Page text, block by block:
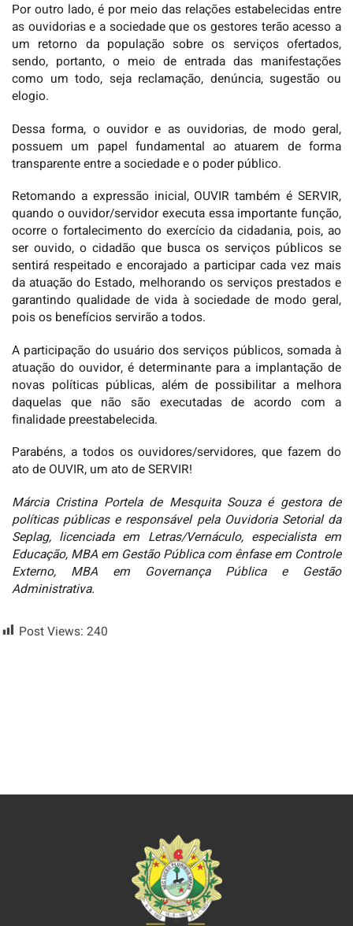
Por outro lado, é por meio das relações estabelecidas entre
as ouvidorias e a sociedade que os gestores terão acesso a
um retorno da população sobre os serviços ofertados,
sendo, portanto, o meio de entrada das manifestações
como um todo, seja reclamação, denúncia, sugestão ou
elogio.
Dessa forma, o ouvidor e as ouvidorias, de modo geral,
possuem um papel fundamental ao atuarem de forma
transparente entre a sociedade e o poder público.
Retomando a expressão inicial, OUVIR também é SERVIR,
quando o ouvidor/servidor executa essa importante função,
ocorre o fortalecimento do exercício da cidadania, pois, ao
ser ouvido, o cidadão que busca os serviços públicos se
sentirá respeitado e encorajado a participar cada vez mais
da atuação do Estado, melhorando os serviços prestados e
garantindo qualidade de vida à sociedade de modo geral,
pois os benefícios servirão a todos.
A participação do usuário dos serviços públicos, somada à
atuação do ouvidor, é determinante para a implantação de
novas políticas públicas, além de possibilitar a melhora
daquelas que não são executadas de acordo com a
finalidade preestabelecida.
Parabéns, a todos os ouvidores/servidores, que fazem do
ato de OUVIR, um ato de SERVIR!
Márcia Cristina Portela de Mesquita Souza é gestora de
políticas públicas e responsável pela Ouvidoria Setorial da
Seplag, licenciada em Letras/Vernáculo, especialista em
Educação, MBA em Gestão Pública com ênfase em Controle
Externo, MBA em Governança Pública e Gestão
Administrativa.
Post Views: 240